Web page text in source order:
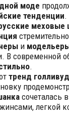
моде
тенденции.
меховые
и
В современной
.
тренд
сочеталась
легкой